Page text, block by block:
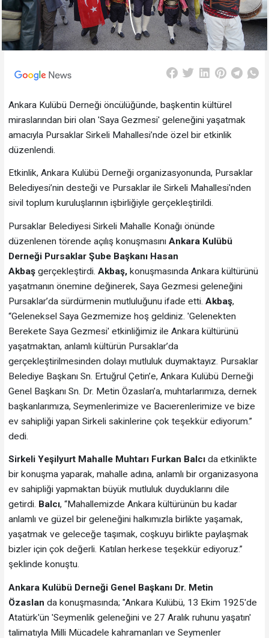
Ankara Kulübü Derneği öncülüğünde, başkentin kültürel
miraslarından biri olan 'Saya Gezmesi' geleneğini yaşatmak
amacıyla Pursaklar Sirkeli Mahallesi’nde özel bir etkinlik
düzenlendi.
Etkinlik, Ankara Kulübü Derneği organizasyonunda, Pursaklar
Belediyesi’nin desteği ve Pursaklar ile Sirkeli Mahallesi'nden
sivil toplum kuruluşlarının işbirliğiyle gerçekleştirildi.
Pursaklar Belediyesi Sirkeli Mahalle Konağı önünde
düzenlenen törende açılış konuşmasını Ankara Kulübü
Derneği Pursaklar Şube Başkanı Hasan
Akbaşgerçekleştirdi. Akbaş,konuşmasında Ankara kültürünü
yaşatmanın önemine değinerek, Saya Gezmesi geleneğini
Pursaklar’da sürdürmenin mutluluğunu ifade etti. Akbaş,
“Geleneksel Saya Gezmemize hoş geldiniz. 'Gelenekten
Berekete Saya Gezmesi' etkinliğimiz ile Ankara kültürünü
yaşatmaktan, anlamlı kültürün Pursaklar’da
gerçekleştirilmesinden dolayı mutluluk duymaktayız. Pursaklar
Belediye Başkanı Sn. Ertuğrul Çetin’e, Ankara Kulübü Derneği
Genel Başkanı Sn. Dr. Metin Özaslan’a, muhtarlarımıza, dernek
başkanlarımıza, Seymenlerimize ve Bacıerenlerimize ve bize
ev sahipliği yapan Sirkeli sakinlerine çok teşekkür ediyorum.”
dedi.
Sirkeli Yeşilyurt Mahalle Muhtarı Furkan Balcıda etkinlikte
bir konuşma yaparak, mahalle adına, anlamlı bir organizasyona
ev sahipliği yapmaktan büyük mutluluk duyduklarını dile
getirdi. Balcı, “Mahallemizde Ankara kültürünün bu kadar
anlamlı ve güzel bir geleneğini halkımızla birlikte yaşamak,
yaşatmak ve geleceğe taşımak, coşkuyu birlikte paylaşmak
bizler için çok değerli. Katılan herkese teşekkür ediyoruz.”
şeklinde konuştu.
Ankara Kulübü Derneği Genel Başkanı Dr. Metin
Özaslan da konuşmasında; "Ankara Kulübü, 13 Ekim 1925'de
Atatürk'ün 'Seymenlik geleneğini ve 27 Aralık ruhunu yaşatın'
talimatıyla Milli Mücadele kahramanları ve Seymenler